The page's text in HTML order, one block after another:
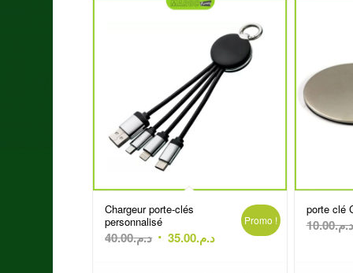
Chargeur porte-clés
personnalisé
د.م.40.00
Le
د.م.35.00
Le
Promo !
porte clé
د.م.10.00